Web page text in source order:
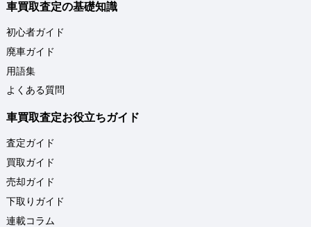
車買取査定の基礎知識
初心者ガイド
廃車ガイド
用語集
よくある質問
車買取査定お役立ちガイド
査定ガイド
買取ガイド
売却ガイド
下取りガイド
連載コラム